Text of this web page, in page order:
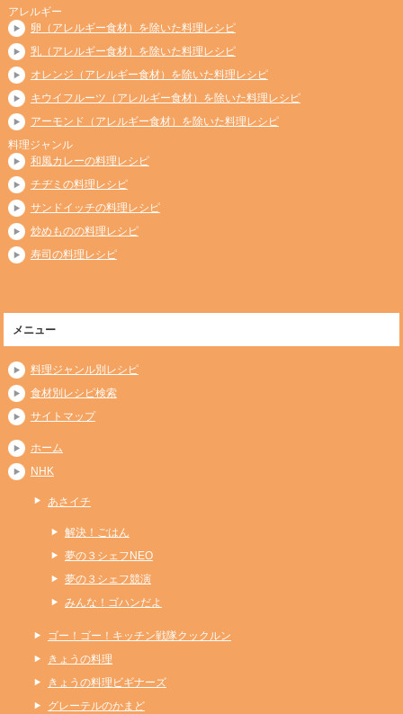
アレルギー
卵（アレルギー食材）を除いた料理レシピ
乳（アレルギー食材）を除いた料理レシピ
オレンジ（アレルギー食材）を除いた料理レシピ
キウイフルーツ（アレルギー食材）を除いた料理レシピ
アーモンド（アレルギー食材）を除いた料理レシピ
料理ジャンル
和風カレーの料理レシピ
チヂミの料理レシピ
サンドイッチの料理レシピ
炒めものの料理レシピ
寿司の料理レシピ
メニュー
料理ジャンル別レシピ
食材別レシピ検索
サイトマップ
ホーム
NHK
あさイチ
解決！ごはん
夢の３シェフNEO
夢の３シェフ競演
みんな！ゴハンだよ
ゴー！ゴー！キッチン戦隊クックルン
きょうの料理
きょうの料理ビギナーズ
グレーテルのかまど